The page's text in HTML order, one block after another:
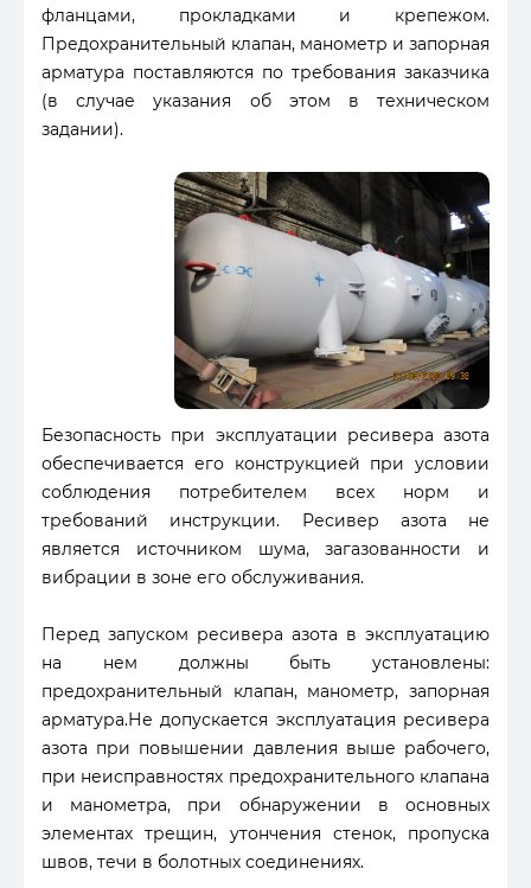
фланцами, прокладками и крепежом.
Предохранительный клапан, манометр и запорная
арматура поставляются по требования заказчика
(в случае указания об этом в техническом
задании).
Безопасность при эксплуатации ресивера азота
обеспечивается его конструкцией при условии
соблюдения потребителем всех норм и
требований инструкции. Ресивер азота не
является источником шума, загазованности и
вибрации в зоне его обслуживания.
Перед запуском ресивера азота в эксплуатацию
на нем должны быть установлены:
предохранительный клапан, манометр, запорная
арматура.Не допускается эксплуатация ресивера
азота при повышении давления выше рабочего,
при неисправностях предохранительного клапана
и манометра, при обнаружении в основных
элементах трещин, утончения стенок, пропуска
швов, течи в болотных соединениях.